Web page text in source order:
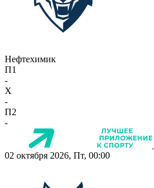
Нефтехимик
П1
-
X
-
П2
-
02 октября 2026, Пт, 00:00